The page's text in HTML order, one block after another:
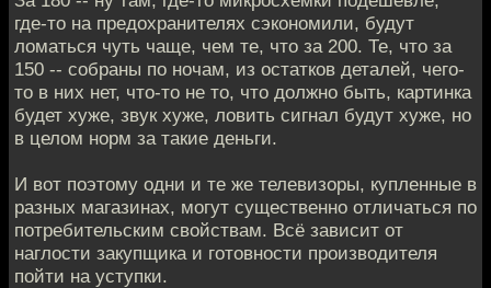
где-то на предохранителях сэкономили, будут
ломаться чуть чаще, чем те, что за 200. Те, что за
150 -- собраны по ночам, из остатков деталей, чего-
то в них нет, что-то не то, что должно быть, картинка
будет хуже, звук хуже, ловить сигнал будут хуже, но
в целом норм за такие деньги.
И вот поэтому одни и те же телевизоры, купленные в
разных магазинах, могут существенно отличаться по
потребительским свойствам. Всё зависит от
наглости закупщика и готовности производителя
пойти на уступки.